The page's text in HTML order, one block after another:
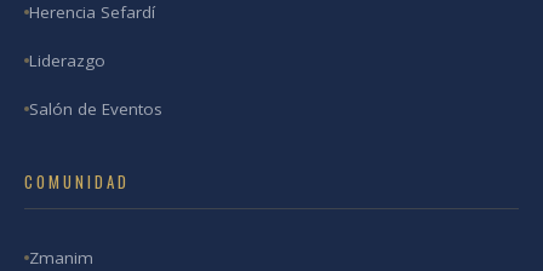
Herencia Sefardí
Liderazgo
Salón de Eventos
COMUNIDAD
Zmanim